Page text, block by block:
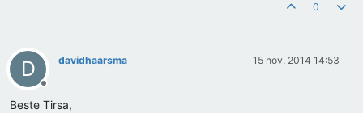
0
D
Offline
davidhaarsma 15 nov. 2014 14:53
Beste Tirsa,